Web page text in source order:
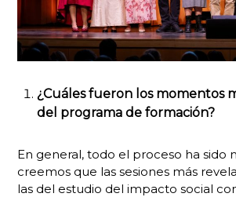
¿Cuáles fueron los momentos
del programa de formación?
En general, todo el proceso ha sido
creemos que las sesiones más
las del estudio del impacto social